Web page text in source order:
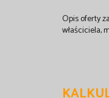
Opis oferty
właściciela,